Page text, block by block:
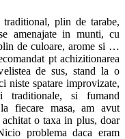
plin de tarabe,
amenajate in munti, cu
de culoare, arome si …
pt achizitionarea
de sus, stand la o
niste spatare improvizate,
traditionale, si fumand
fiecare masa, am avut
o taxa in plus, doar
problema daca eram